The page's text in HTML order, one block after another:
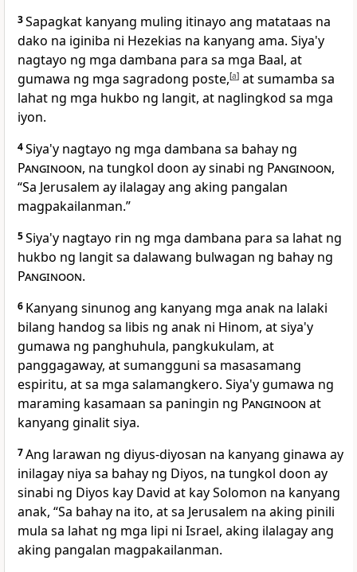
3Sapagkat kanyang muling itinayo ang matataas na
dako na iginiba ni Hezekias na kanyang ama. Siya'y
nagtayo ng mga dambana para sa mga Baal, at
gumawa ng mga sagradong poste,[a] at sumamba sa
lahat ng mga hukbo ng langit, at naglingkod sa mga
iyon.
4Siya'y nagtayo ng mga dambana sa bahay ng
Panginoon, na tungkol doon ay sinabi ng Panginoon,
“Sa Jerusalem ay ilalagay ang aking pangalan
magpakailanman.”
5Siya'y nagtayo rin ng mga dambana para sa lahat ng
hukbo ng langit sa dalawang bulwagan ng bahay ng
Panginoon.
6 Kanyang sinunog ang kanyang mga anak na lalaki
bilang handog sa libis ng anak ni Hinom, at siya'y
gumawa ng panghuhula, pangkukulam, at
panggagaway, at sumangguni sa masasamang
espiritu, at sa mga salamangkero. Siya'y gumawa ng
maraming kasamaan sa paningin ng Panginoon at
kanyang ginalit siya.
7Ang larawan ng diyus-diyosan na kanyang ginawa ay
inilagay niya sa bahay ng Diyos, na tungkol doon ay
sinabi ng Diyos kay David at kay Solomon na kanyang
anak, “Sa bahay na ito, at sa Jerusalem na aking pinili
mula sa lahat ng mga lipi ni Israel, aking ilalagay ang
aking pangalan magpakailanman.